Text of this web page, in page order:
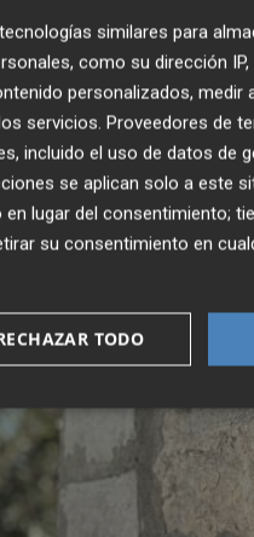
un bastión directo
23 años
y con una larga
a otro ámbito. El
hasta el pasado
similares para
como su dirección
personalizados, medir
servicios. Proveedores de
incluido el uso de datos de
se aplican solo a este
lugar del consentimiento;
su consentimiento en
TODO